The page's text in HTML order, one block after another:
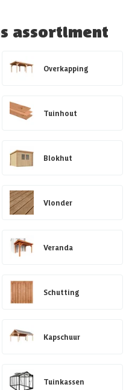
assortiment
Overkapping
Tuinhout
Blokhut
Vlonder
Veranda
Schutting
Kapschuur
Tuinkassen